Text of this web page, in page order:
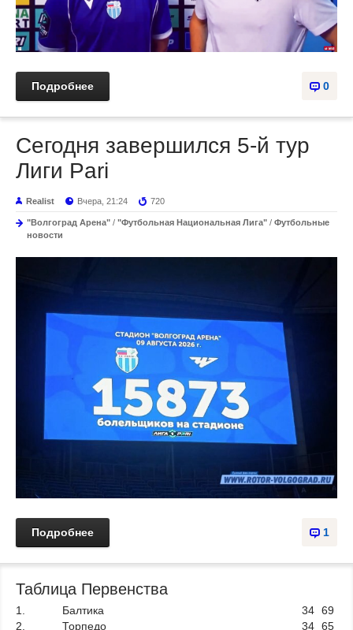
0
Подробнее
Сегодня завершился 5-й тур
Лиги Pari
Realist Вчера, 21:24 720
"Волгоград Арена" / "Футбольная Национальная Лига" / Футбольные
новости
1
Подробнее
Таблица Первенства
1. Балтика 34 69
2.
Торпедо 34 65